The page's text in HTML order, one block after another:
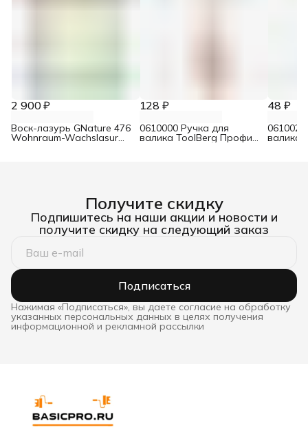
2 900 ₽
Воск-лазурь GNature 476
Wohnraum-Wachslasur
128 ₽
0610000 Ручка для
валика ToolBerg Профи
48 ₽
валика
Получите скидку
Подпишитесь на наши акции и новости и
получите скидку на следующий заказ
Подписаться
Нажимая «Подписаться», вы даете согласие на обработку
указанных персональных данных в целях получения
информационной и рекламной рассылки